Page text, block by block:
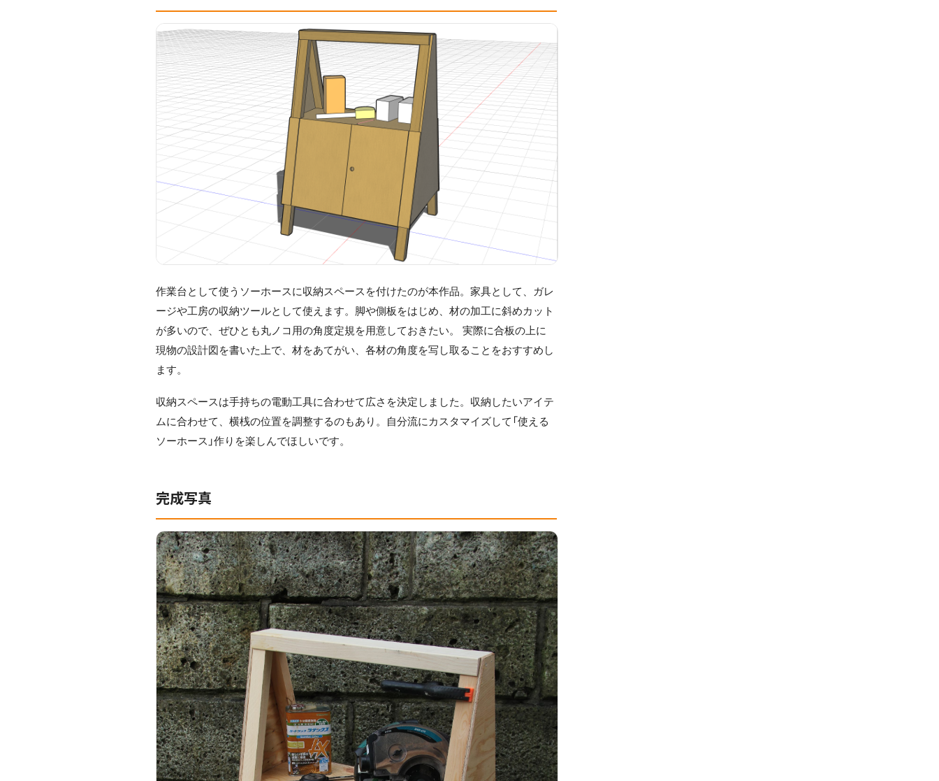
作業台として使うソーホースに収納スペースを付けたのが本作品。家具として、ガレ
ージや工房の収納ツールとして使えます。脚や側板をはじめ、材の加工に斜めカット
が多いので、ぜひとも丸ノコ用の角度定規を用意しておきたい。 実際に合板の上に
現物の設計図を書いた上で、材をあてがい、各材の角度を写し取ることをおすすめし
ます。
収納スペースは手持ちの電動工具に合わせて広さを決定しました。収納したいアイテ
ムに合わせて、横桟の位置を調整するのもあり。自分流にカスタマイズして「使える
ソーホース」作りを楽しんでほしいです。
完成写真